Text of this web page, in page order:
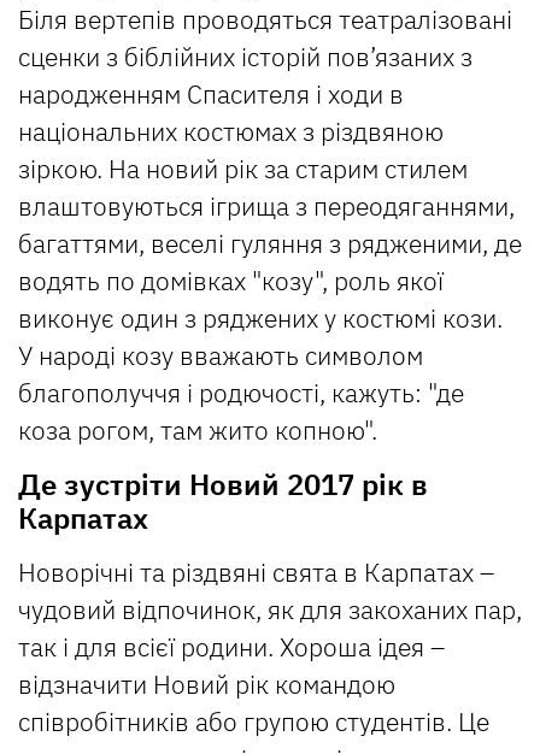
Біля вертепів проводяться театралізовані
сценки з біблійних історій пов’язаних з
народженням Спасителя і ходи в
національних костюмах з різдвяною
зіркою. На новий рік за старим стилем
влаштовуються ігрища з переодяганнями,
багаттями, веселі гуляння з рядженими, де
водять по домівках "козу", роль якої
виконує один з ряджених у костюмі кози.
У народі козу вважають символом
благополуччя і родючості, кажуть: "де
коза рогом, там жито копною".
Де зустріти Новий 2017 рік в
Карпатах
Новорічні та різдвяні свята в Карпатах –
чудовий відпочинок, як для закоханих пар,
так і для всієї родини. Хороша ідея –
відзначити Новий рік командою
співробітників або групою студентів. Це